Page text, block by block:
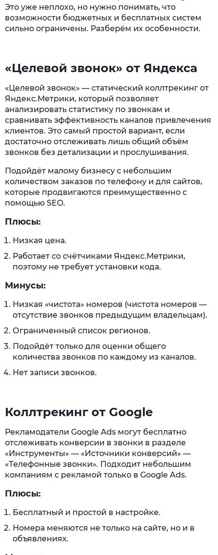
Это уже неплохо, но нужно понимать, что
возможности бюджетных и бесплатных систем
сильно ограничены. Разберём их особенности.
«Целевой звонок» от Яндекса
«Целевой звонок» — статический коллтрекинг от
Яндекс.Метрики, который позволяет
анализировать статистику по звонкам и
сравнивать эффективность каналов привлечения
клиентов. Это самый простой вариант, если
достаточно отслеживать лишь общий объём
звонков без детализации и прослушивания.
Подойдёт малому бизнесу с небольшим
количеством заказов по телефону и для сайтов,
которые продвигаются преимущественно с
помощью SEO.
Плюсы:
Низкая цена.
Работает со счётчиками Яндекс.Метрики,
поэтому не требует установки кода.
Минусы:
Низкая «чистота» номеров (чистота номеров —
отсутствие звонков предыдущим владельцам).
Ограниченный список регионов.
Подойдёт только для оценки общего
количества звонков по каждому из каналов.
Нет записи звонков.
Коллтрекинг от Google
Рекламодатели Google Ads могут бесплатно
отслеживать конверсии в звонки в разделе
«Инструменты» — «Источники конверсий» —
«Телефонные звонки». Подходит небольшим
компаниям с рекламой только в Google Ads.
Плюсы:
Бесплатный и простой в настройке.
Номера меняются не только на сайте, но и в
объявлениях.